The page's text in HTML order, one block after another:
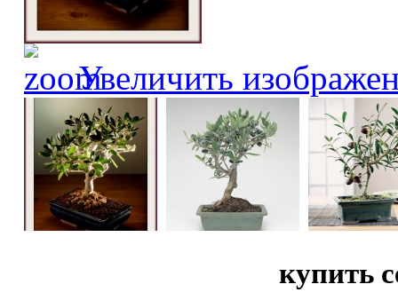
Увеличить
купить